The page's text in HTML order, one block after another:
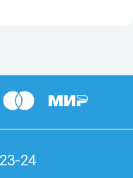
24